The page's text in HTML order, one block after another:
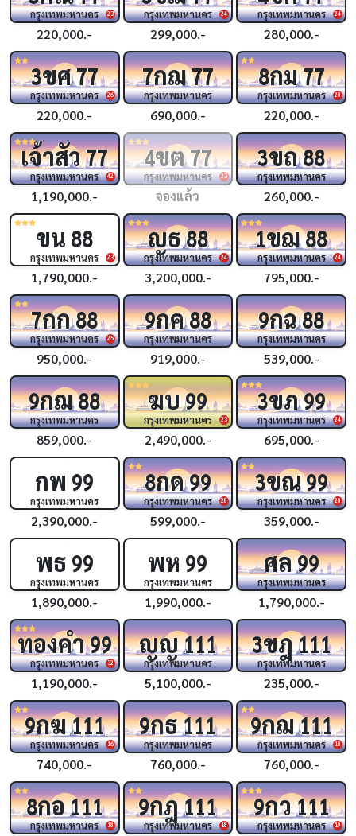
23
กรุงเทพมหานคร
220,000.-
24
กรุงเทพมหานคร
299,000.-
24
กรุงเทพมหานคร
280,000.-
26
3ขศ77
กรุงเทพมหานคร
220,000.-
7กฌ77
กรุงเทพมหานคร
690,000.-
28
8กม77
กรุงเทพมหานคร
220,000.-
42
เจ้าสัว77
กรุงเทพมหานคร
1,190,000.-
23
4ขต77
กรุงเทพมหานคร
จองแล้ว
3ขถ88
กรุงเทพมหานคร
260,000.-
23
ขน 88
กรุงเทพมหานคร
1,790,000.-
24
ญธ88
กรุงเทพมหานคร
3,200,000.-
24
1ขฌ88
กรุงเทพมหานคร
795,000.-
25
7กก88
กรุงเทพมหานคร
950,000.-
9กค88
กรุงเทพมหานคร
919,000.-
9กฉ88
กรุงเทพมหานคร
539,000.-
9กฌ88
กรุงเทพมหานคร
859,000.-
23
ฆบ99
กรุงเทพมหานคร
2,490,000.-
24
3ขภ99
กรุงเทพมหานคร
695,000.-
กพ 99
กรุงเทพมหานคร
2,390,000.-
28
8กด99
กรุงเทพมหานคร
599,000.-
28
3ขณ99
กรุงเทพมหานคร
359,000.-
พธ 99
กรุงเทพมหานคร
1,890,000.-
พห 99
กรุงเทพมหานคร
1,990,000.-
ศล99
กรุงเทพมหานคร
1,790,000.-
32
ทองคำ99
กรุงเทพมหานคร
1,190,000.-
ญญ111
กรุงเทพมหานคร
5,100,000.-
3ขฎ111
กรุงเทพมหานคร
235,000.-
16
9กฆ111
กรุงเทพมหานคร
740,000.-
9กธ111
กรุงเทพมหานคร
760,000.-
18
9กฌ111
กรุงเทพมหานคร
760,000.-
18
8กอ111
กรุงเทพมหานคร 18
9กฎ111
กรุงเทพมหานคร 19
9กว111
กรุงเทพมหานคร